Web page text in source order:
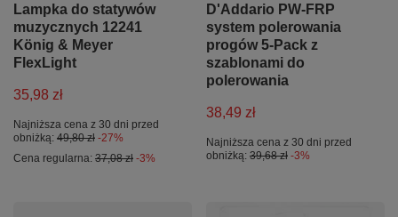
Lampka do statywów
muzycznych 12241
König & Meyer
FlexLight
35,98 zł
Najniższa cena z 30 dni przed
obniżką: 49,80 zł -27%
Cena regularna: 37,08 zł -3%
D'Addario PW-FRP
system polerowania
progów 5-Pack z
szablonami do
polerowania
38,49 zł
Najniższa cena z 30 dni przed
obniżką: 39,68 zł -3%